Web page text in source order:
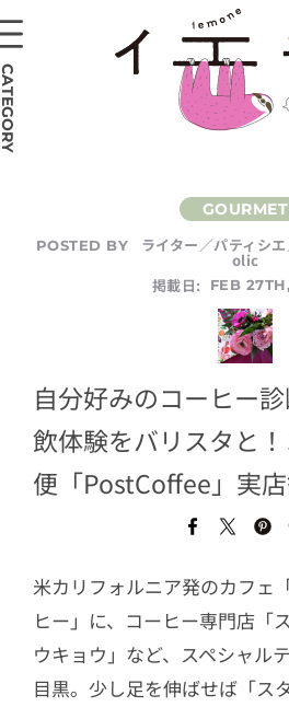
POSTED BY ライター／パティシ
olic
掲載日:
FEB
自分好みのコーヒー
飲体験をバリスタと
便「PostCoffee」実
米カリフォルニア発のカフェ
ヒー」に、コーヒー専門店「
ウキョウ」など、スペシャル
目黒。少し足を伸ばせば「ス